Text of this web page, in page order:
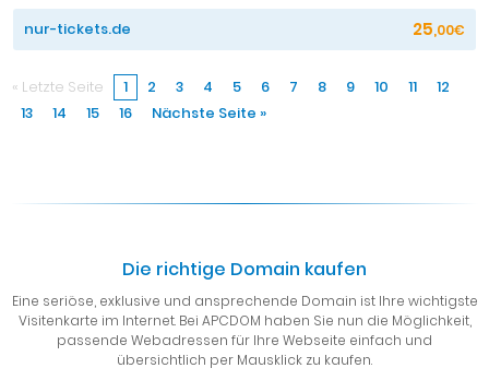
nur-tickets.de 25,00€
« Letzte Seite 1 2 3 4 5 6 7 8 9 10 11
12
13
14 15 16 Nächste Seite »
Die richtige Domain kaufen
Eine seriöse, exklusive und ansprechende Domain ist Ihre wichtigste
Visitenkarte im Internet. Bei APCDOM haben Sie nun die Möglichkeit,
passende Webadressen für Ihre Webseite einfach und
übersichtlich per Mausklick zu kaufen.